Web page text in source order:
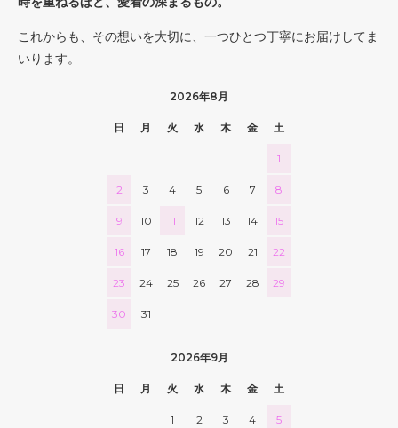
これからも、その想いを大切に、一つひとつ丁寧にお届けしてま
いります。
2026年8月
日 月 火 水 木 金 土
1
2 3 4 5 6 7 8
9 10 11 12 13 14 15
16 17 18 19 20 21 22
23 24 25 26 27 28 29
30 31
2026年9月
日 月 火 水 木 金 土
1 2 3 4 5